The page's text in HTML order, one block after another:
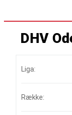
DHV
Liga:
Række: